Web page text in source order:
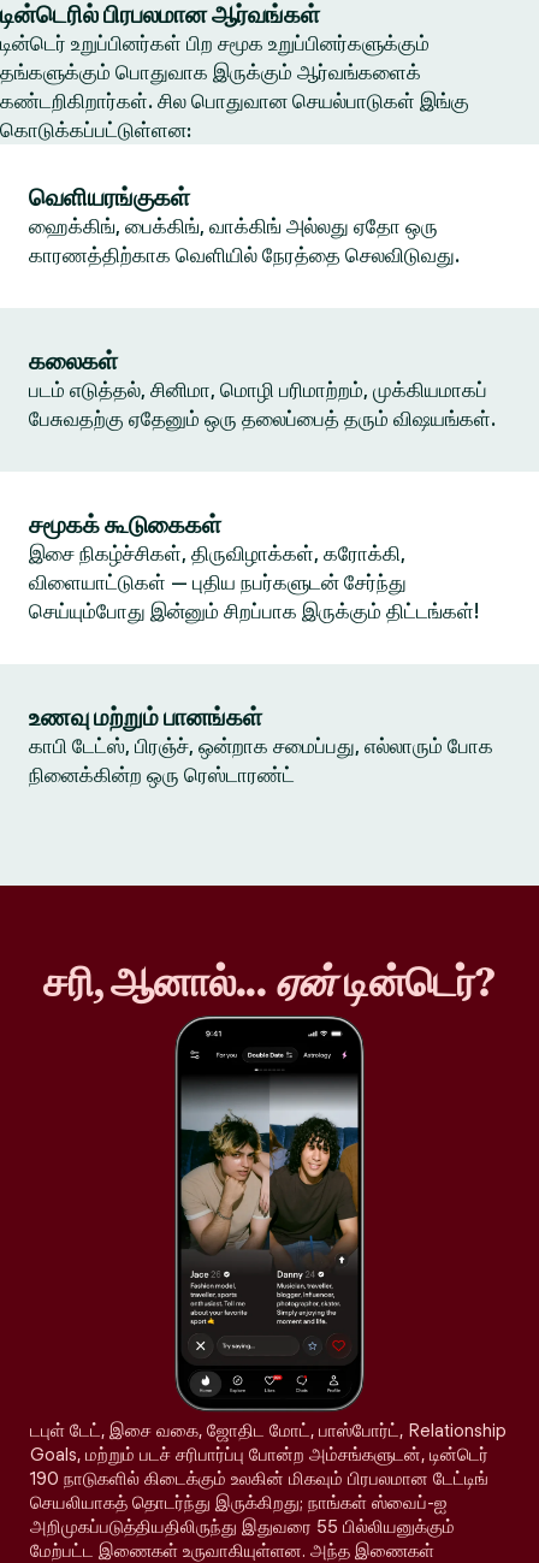
டின்டெரில் பிரபலமான ஆர்வங்கள்
டின்டெர் உறுப்பினர்கள் பிற சமூக உறுப்பினர்களுக்கும்
தங்களுக்கும் பொதுவாக இருக்கும் ஆர்வங்களைக்
கண்டறிகிறார்கள். சில பொதுவான செயல்பாடுகள் இங்கு
கொடுக்கப்பட்டுள்ளன:
வெளியரங்குகள்
ஹைக்கிங், பைக்கிங், வாக்கிங் அல்லது ஏதோ ஒரு
காரணத்திற்காக வெளியில் நேரத்தை செலவிடுவது.
கலைகள்
படம் எடுத்தல், சினிமா, மொழி பரிமாற்றம், முக்கியமாகப்
பேசுவதற்கு ஏதேனும் ஒரு தலைப்பைத் தரும் விஷயங்கள்.
சமூகக் கூடுகைகள்
இசை நிகழ்ச்சிகள், திருவிழாக்கள், கரோக்கி,
விளையாட்டுகள் — புதிய நபர்களுடன் சேர்ந்து
செய்யும்போது இன்னும் சிறப்பாக இருக்கும் திட்டங்கள்!
உணவு மற்றும் பானங்கள்
காபி டேட்ஸ், பிரஞ்ச், ஒன்றாக சமைப்பது, எல்லாரும் போக
நினைக்கின்ற ஒரு ரெஸ்டாரண்ட்
சரி, ஆனால்... ஏன்டின்டெர்?
டபுள் டேட், இசை வகை, ஜோதிட மோட், பாஸ்போர்ட், Relationship
Goals, மற்றும் படச் சரிபார்ப்பு போன்ற அம்சங்களுடன், டின்டெர்
190 நாடுகளில் கிடைக்கும் உலகின் மிகவும் பிரபலமான டேட்டிங்
செயலியாகத் தொடர்ந்து இருக்கிறது; நாங்கள் ஸ்வைப்-ஐ
அறிமுகப்படுத்தியதிலிருந்து இதுவரை 55 பில்லியனுக்கும்
மேற்பட்ட இணைகள் உருவாகியுள்ளன. அந்த இணைகள்